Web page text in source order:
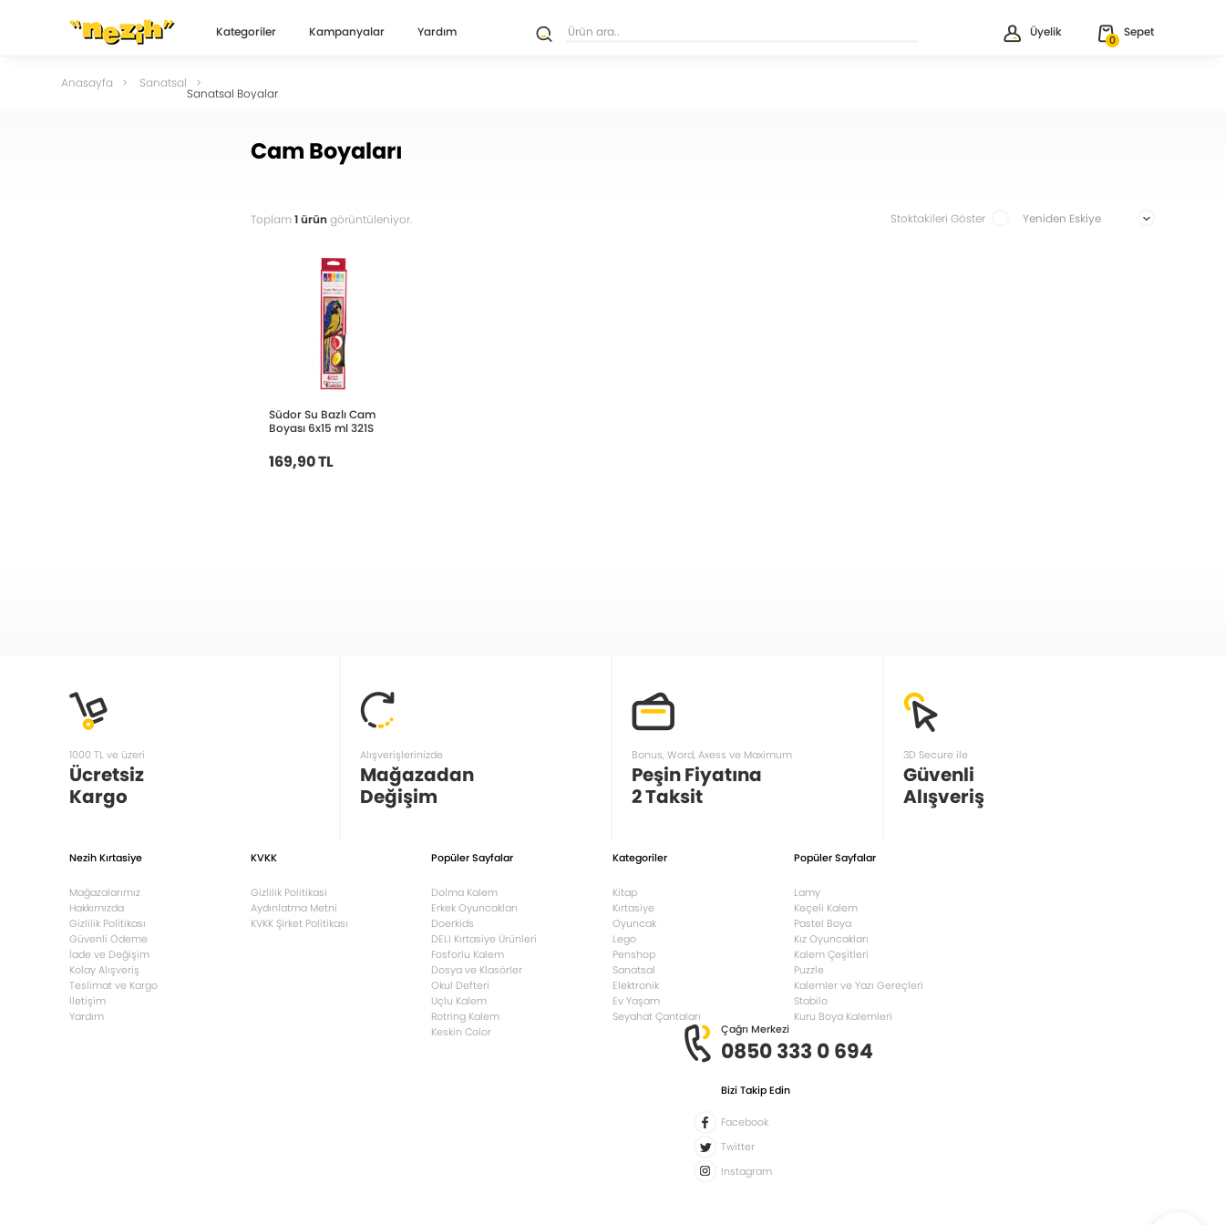
Kategoriler Kampanyalar Yardım Üyelik
0
Sepet
Anasayfa Sanatsal
Sanatsal Boyalar
Cam Boyaları
Toplam1 ürüngörüntüleniyor. Stoktakileri Göster
Südor Su Bazlı Cam
Boyası 6x15 ml 321S
169,90 TL
1000 TL ve üzeri
Ücretsiz
Kargo
Alışverişlerinizde
Mağazadan
Değişim
Bonus, Word, Axess ve Maximum
Peşin Fiyatına
2 Taksit
3D Secure ile
Güvenli
Alışveriş
Nezih Kırtasiye
Mağazalarımız
Hakkımızda
Gizlilik Politikası
Güvenli Ödeme
İade ve Değişim
Kolay Alışveriş
Teslimat ve Kargo
İletişim
Yardım
KVKK
Gizlilik Politikasi
Aydınlatma Metni
KVKK Şirket Politikası
Popüler Sayfalar
Dolma Kalem
Erkek Oyuncakları
Doerkids
DELI Kırtasiye Ürünleri
Fosforlu Kalem
Dosya ve Klasörler
Okul Defteri
Uçlu Kalem
Rotring Kalem
Keskin Color
Kategoriler
Kitap
Kırtasiye
Oyuncak
Lego
Penshop
Sanatsal
Elektronik
Ev Yaşam
Seyahat Çantaları
Popüler Sayfalar
Lamy
Keçeli Kalem
Pastel Boya
Kız Oyuncakları
Kalem Çeşitleri
Puzzle
Kalemler ve Yazı Gereçleri
Stabilo
Kuru Boya Kalemleri
Çağrı Merkezi
0850 333 0 694
Bizi Takip Edin
Facebook
Twitter
Instagram